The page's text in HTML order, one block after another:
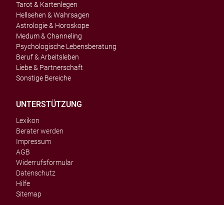
Tarot & Kartenlegen
Hellsehen & Wahrsagen
Astrologie & Horoskope
Medum & Channeling
Psychologische Lebensberatung
Beruf & Arbeitsleben
Liebe & Partnerschaft
Sonstige Bereiche
UNTERSTÜTZUNG
Lexikon
Berater werden
Impressum
AGB
Widerrufsformular
Datenschutz
Hilfe
Sitemap